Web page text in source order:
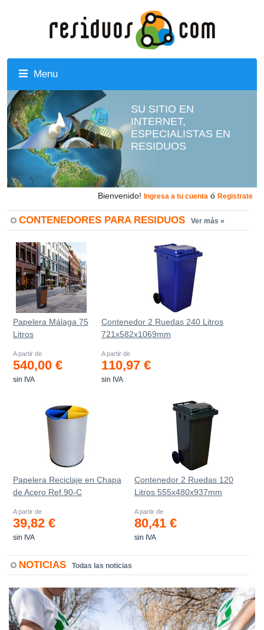
Menu
SU SITIO EN
INTERNET,
ESPECIALISTAS EN
RESIDUOS
Bienvenido! Ingresa a tu cuenta ó Registrate
CONTENEDORES PARA RESIDUOS Ver más »
Papelera Málaga 75
Litros
A partir de
540,00 €
sin IVA
Contenedor 2 Ruedas 240 Litros
721х582х1069mm
A partir de
110,97 €
sin IVA
Papelera Reciclaje en Chapa
de Acero Ref.90-C
A partir de
39,82 €
sin IVA
Contenedor 2 Ruedas 120
Litros 555х480х937mm
A partir de
80,41 €
sin IVA
NOTICIAS Todas las noticias